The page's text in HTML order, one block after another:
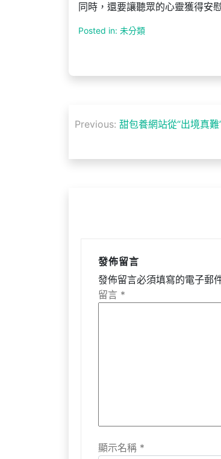
同時，還要讓聽眾的心靈獲得安
Posted in: 未分類
文
導
Previous: 甜包養網站從“出境真
發佈留言
發佈留言必須填寫的電子郵
留言 *
顯示名稱 *